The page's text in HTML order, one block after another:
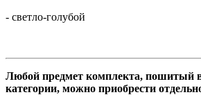
- светло-голубой
Любой предмет комплекта, пошитый
категории, можно приобрести